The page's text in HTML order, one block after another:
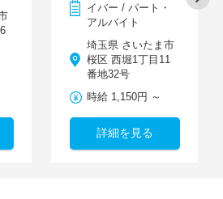
イバー / パート・
アルバイト
埼玉県 さいたま市
桜区 西堀1丁目11
番地32号
時給 1,150円 ～
詳細を見る